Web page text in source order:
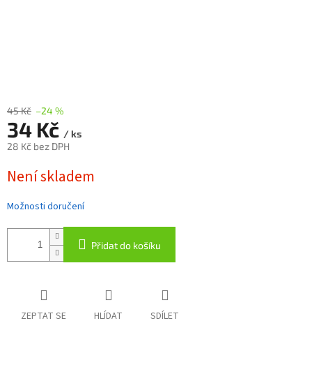
45 Kč –24 %
34 Kč / ks
28 Kč bez DPH
cena:
Není skladem
Možnosti doručení
Přidat do košíku
ZEPTAT SE HLÍDAT SDÍLET